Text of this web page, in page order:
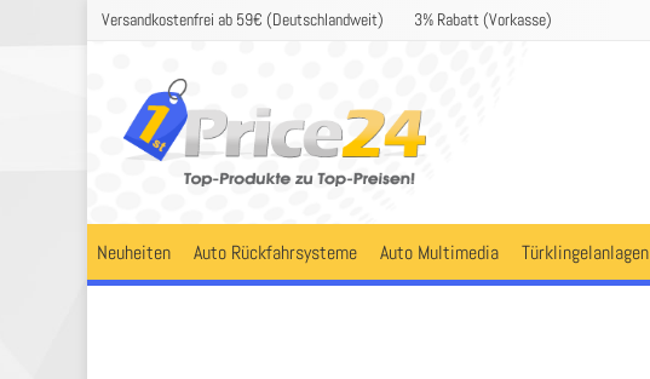
Versandkostenfrei ab 59€ (Deutschlandweit) 3% Rabatt (Vorkasse)
Neuheiten Auto Rückfahrsysteme Auto Multimedia Türklingelanlagen